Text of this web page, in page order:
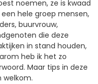
noemen, ze is kwaad
hele groep mensen,
buurvrouw,
die deze
in stand houden,
heb ik het zo
Maar tips in deze
welkom.